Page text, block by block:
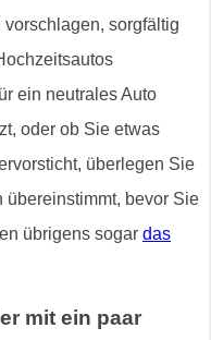
sorgfältig
ein neutrales Auto
oder ob Sie etwas
überlegen Sie
übereinstimmt, bevor Sie
übrigens sogar das
mit ein paar